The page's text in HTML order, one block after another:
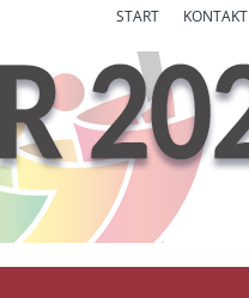
START KONTAKT